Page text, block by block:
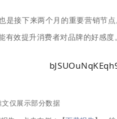
是接下来两个月的重要营销节
有效提升消费者对品牌的好感度
仅展示部分数据